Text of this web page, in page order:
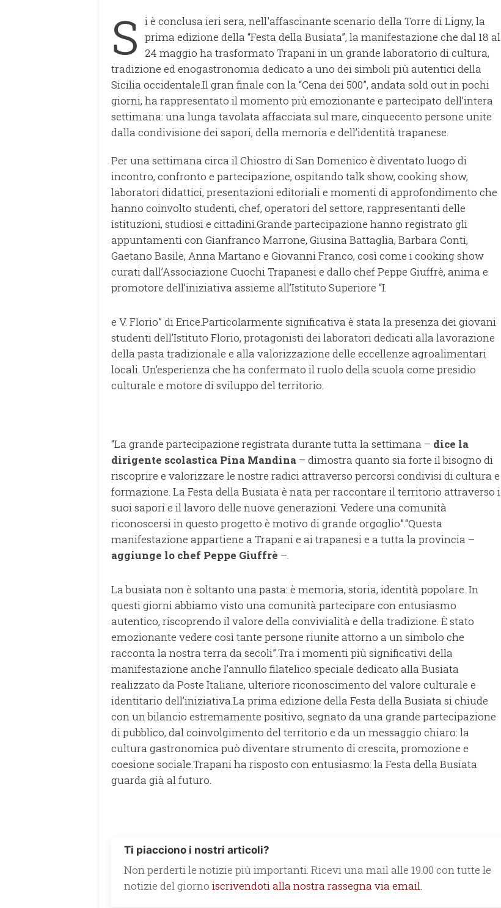
S i è conclusa ieri sera, nell'affascinante scenario della Torre di Ligny, la
prima edizione della “Festa della Busiata”, la manifestazione che dal 18 al
24 maggio ha trasformato Trapani in un grande laboratorio di cultura,
tradizione ed enogastronomia dedicato a uno dei simboli più autentici della
Sicilia occidentale.Il gran finale con la “Cena dei 500”, andata sold out in pochi
giorni, ha rappresentato il momento più emozionante e partecipato dell’intera
settimana: una lunga tavolata affacciata sul mare, cinquecento persone unite
dalla condivisione dei sapori, della memoria e dell’identità trapanese.
Per una settimana circa il Chiostro di San Domenico è diventato luogo di
incontro, confronto e partecipazione, ospitando talk show, cooking show,
laboratori didattici, presentazioni editoriali e momenti di approfondimento che
hanno coinvolto studenti, chef, operatori del settore, rappresentanti delle
istituzioni, studiosi e cittadini.Grande partecipazione hanno registrato gli
appuntamenti con Gianfranco Marrone, Giusina Battaglia, Barbara Conti,
Gaetano Basile, Anna Martano e Giovanni Franco, così come i cooking show
curati dall’Associazione Cuochi Trapanesi e dallo chef Peppe Giuffrè, anima e
promotore dell’iniziativa assieme all’Istituto Superiore “I.
e V. Florio” di Erice.Particolarmente significativa è stata la presenza dei giovani
studenti dell’Istituto Florio, protagonisti dei laboratori dedicati alla lavorazione
della pasta tradizionale e alla valorizzazione delle eccellenze agroalimentari
locali. Un’esperienza che ha confermato il ruolo della scuola come presidio
culturale e motore di sviluppo del territorio.
“La grande partecipazione registrata durante tutta la settimana – dice la
dirigente scolastica Pina Mandina – dimostra quanto sia forte il bisogno di
riscoprire e valorizzare le nostre radici attraverso percorsi condivisi di cultura e
formazione. La Festa della Busiata è nata per raccontare il territorio attraverso i
suoi sapori e il lavoro delle nuove generazioni. Vedere una comunità
riconoscersi in questo progetto è motivo di grande orgoglio”.“Questa
manifestazione appartiene a Trapani e ai trapanesi e a tutta la provincia –
aggiunge lo chef Peppe Giuffrè –.
La busiata non è soltanto una pasta: è memoria, storia, identità popolare. In
questi giorni abbiamo visto una comunità partecipare con entusiasmo
autentico, riscoprendo il valore della convivialità e della tradizione. È stato
emozionante vedere così tante persone riunite attorno a un simbolo che
racconta la nostra terra da secoli”.Tra i momenti più significativi della
manifestazione anche l’annullo filatelico speciale dedicato alla Busiata
realizzato da Poste Italiane, ulteriore riconoscimento del valore culturale e
identitario dell’iniziativa.La prima edizione della Festa della Busiata si chiude
con un bilancio estremamente positivo, segnato da una grande partecipazione
di pubblico, dal coinvolgimento del territorio e da un messaggio chiaro: la
cultura gastronomica può diventare strumento di crescita, promozione e
coesione sociale.Trapani ha risposto con entusiasmo: la Festa della Busiata
guarda già al futuro.
Ti piacciono i nostri articoli?
Non perderti le notizie più importanti. Ricevi una mail alle 19.00 con tutte le
notizie del giorno iscrivendoti alla nostra rassegna via email.